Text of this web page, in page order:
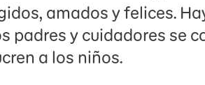
amados y felices.
padres y cuidadores se
a los niños.